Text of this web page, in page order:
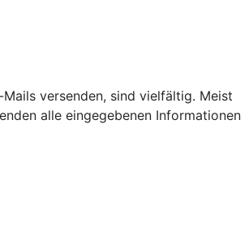
versenden, sind vielfältig. Meist
alle eingegebenen Informationen